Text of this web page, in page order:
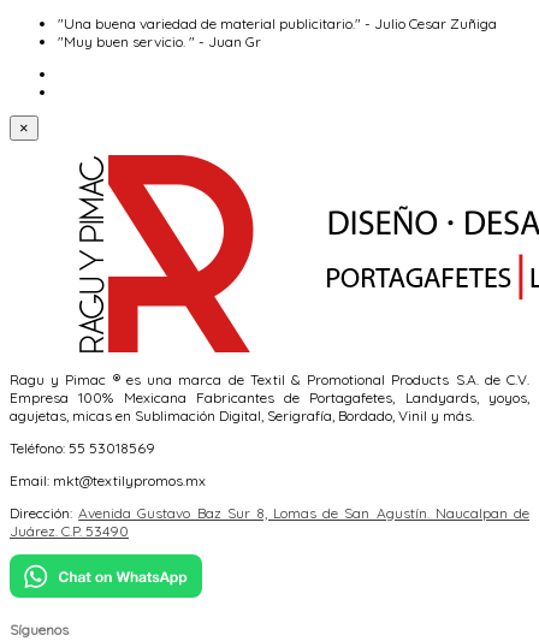
"Una buena variedad de material publicitario." - Julio Cesar Zuñiga
"Muy buen servicio. " - Juan Gr
×
Ragu y Pimac ® es una marca de Textil & Promotional Products S.A. de C.V.
Empresa 100% Mexicana Fabricantes de Portagafetes, Landyards, yoyos,
agujetas, micas en Sublimación Digital, Serigrafía, Bordado, Vinil y más.
Teléfono: 55 53018569
Email: mkt@textilypromos.mx
Dirección:Avenida Gustavo Baz Sur 8, Lomas de San Agustín. Naucalpan de
Juárez. C.P. 53490
Síguenos